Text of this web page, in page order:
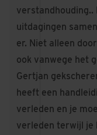
verstandhouding..
uitdagingen
er. Niet alleen
ook vanwege het
Gertjan
heeft een
verleden en je
verleden terwijl je